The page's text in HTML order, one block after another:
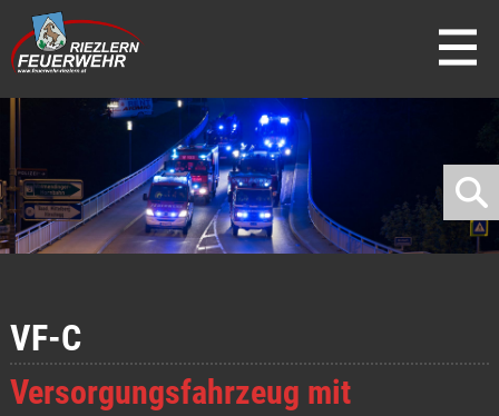
direkt zur Navigation
direkt zum Inhalt
VF-C
Versorgungsfahrzeug mit